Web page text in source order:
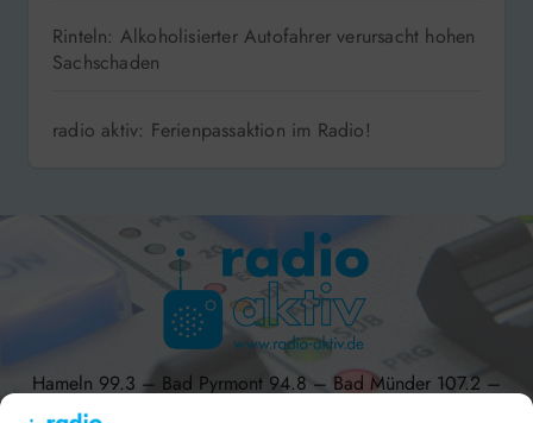
Rinteln: Alkoholisierter Autofahrer verursacht hohen
Sachschaden
radio aktiv: Ferienpassaktion im Radio!
Hameln 99.3 – Bad Pyrmont 94.8 – Bad Münder 107.2 –
DAB+ 9C